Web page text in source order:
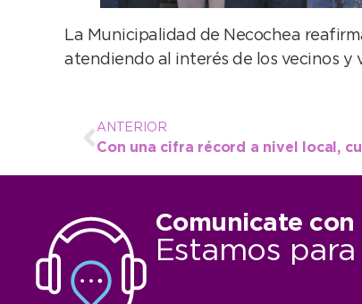
La Municipalidad de Necochea
atendiendo al interés de los vecinos y
ANTERIOR
Comunicate con
Estamos